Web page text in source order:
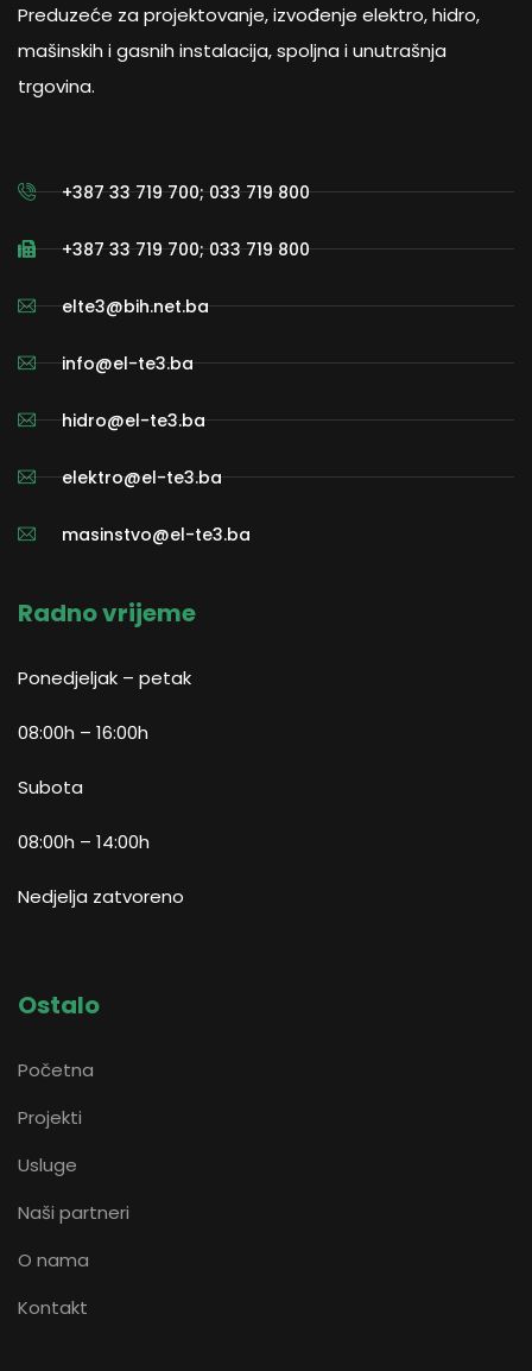
Preduzeće za projektovanje, izvođenje elektro, hidro,
mašinskih i gasnih instalacija, spoljna i unutrašnja
trgovina.
+387 33 719 700; 033 719 800
+387 33 719 700; 033 719 800
elte3@bih.net.ba
info@el-te3.ba
hidro@el-te3.ba
elektro@el-te3.ba
masinstvo@el-te3.ba
Radno vrijeme
Ponedjeljak – petak
08:00h – 16:00h
Subota
08:00h – 14:00h
Nedjelja zatvoreno
Ostalo
Početna
Projekti
Usluge
Naši partneri
O nama
Kontakt